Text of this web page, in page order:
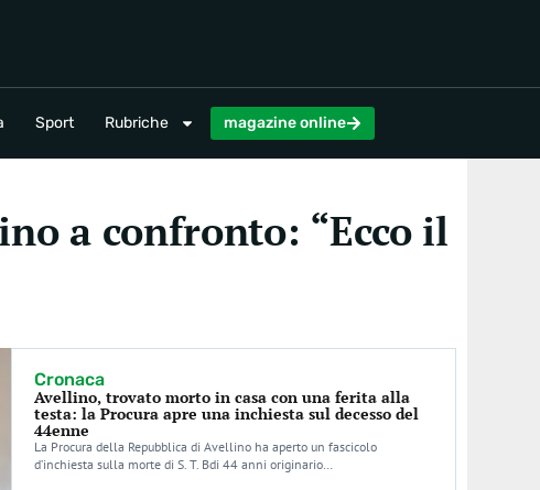
Sport Rubriche magazine online
a confronto: “Ecco il
Cronaca
Avellino, trovato morto in casa con una ferita alla
testa: la Procura apre una inchiesta sul decesso del
44enne
La Procura della Repubblica di Avellino ha aperto un fascicolo
d’inchiesta sulla morte di S. T. Bdi 44 anni originario…